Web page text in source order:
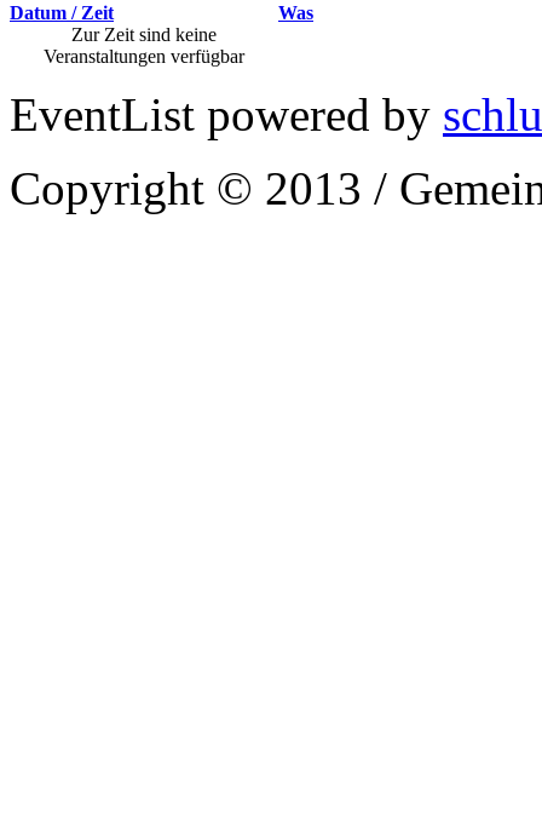
Datum / Zeit
Was
Zur Zeit sind keine
Veranstaltungen verfügbar
EventList powered by
Copyright © 2013 /